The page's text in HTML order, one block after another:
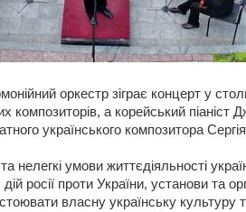
оркестр зіграє концерт у
композиторів, а корейський піаніст
українського композитора
нелегкі умови життєдіяльності
росії проти України, установи та
власну українську культуру